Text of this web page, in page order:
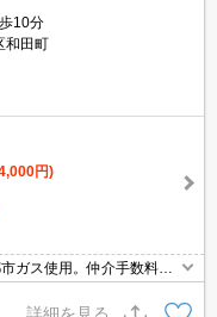
10分
和田町
円)
ガス使用。仲介手数料家
代16,500円。2年間10,00
詳細を見る